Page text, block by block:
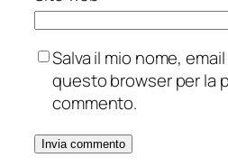
Salva il mio nome,
questo browser per la
commento.